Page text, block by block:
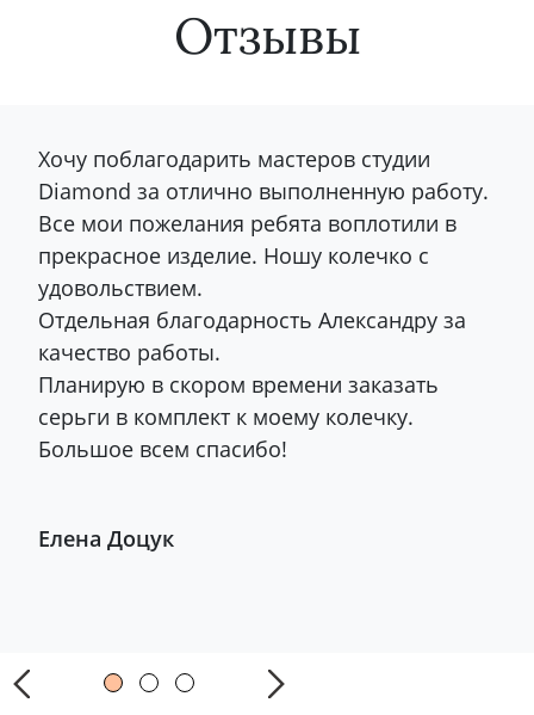
Отзывы
Хочу поблагодарить мастеров студии
Diamond за отлично выполненную работу.
Все мои пожелания ребята воплотили в
прекрасное изделие. Ношу колечко с
удовольствием.
Отдельная благодарность Александру за
качество работы.
Планирую в скором времени заказать
серьги в комплект к моему колечку.
Большое всем спасибо!
Елена Доцук